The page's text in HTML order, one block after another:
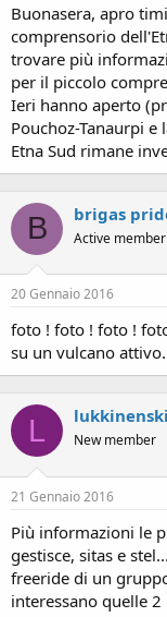
Buonasera, apro
comprensorio
trovare più
per il piccolo
Ieri hanno aperto
Pouchoz-Tanaurpi e
Etna Sud rimane
B brigas
Active member
20 Gennaio 2016
foto ! foto ! foto !
su un vulcano
L lukkinenski
New member
21 Gennaio 2016
Più informazioni le
gestisce, sitas e
freeride di un
interessano quelle